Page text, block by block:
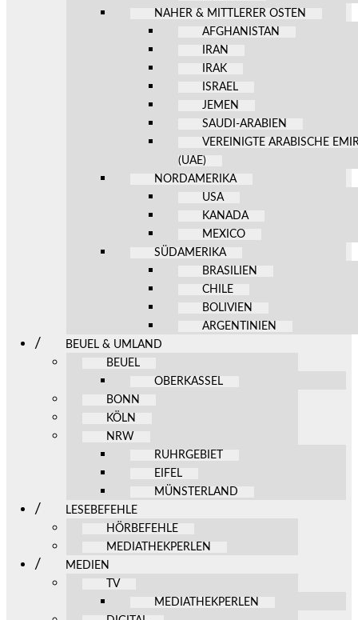
NAHER & MITTLERER OSTEN
AFGHANISTAN
IRAN
IRAK
ISRAEL
JEMEN
SAUDI-ARABIEN
VEREINIGTE ARABISCHE
(UAE)
NORDAMERIKA
USA
KANADA
MEXICO
SÜDAMERIKA
BRASILIEN
CHILE
BOLIVIEN
ARGENTINIEN
BEUEL & UMLAND
BEUEL
OBERKASSEL
BONN
KÖLN
NRW
RUHRGEBIET
EIFEL
MÜNSTERLAND
LESEBEFEHLE
HÖRBEFEHLE
MEDIATHEKPERLEN
MEDIEN
TV
MEDIATHEKPERLEN